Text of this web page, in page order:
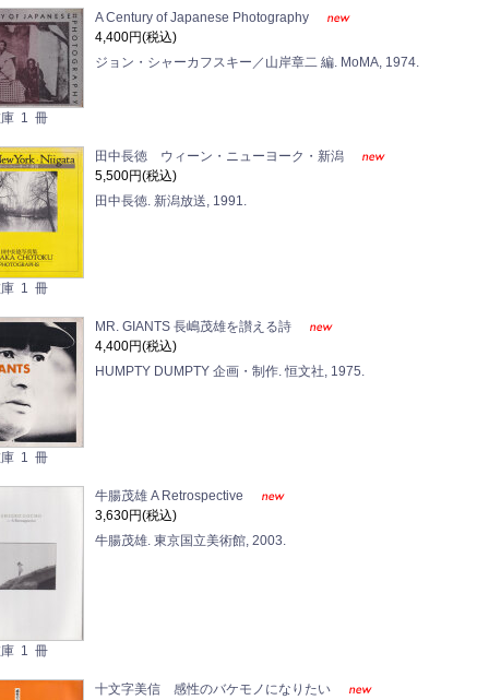
1 冊
A Century of Japanese Photography
4,400円(税込)
ジョン・シャーカフスキー／山岸章二 編. MoMA, 1974.
1 冊
田中長徳 ウィーン・ニューヨーク・新潟
5,500円(税込)
田中長徳. 新潟放送, 1991.
1 冊
MR. GIANTS 長嶋茂雄を讃える詩
4,400円(税込)
HUMPTY DUMPTY 企画・制作. 恒文社, 1975.
1 冊
牛腸茂雄 A Retrospective
3,630円(税込)
牛腸茂雄. 東京国立美術館, 2003.
十文字美信 感性のバケモノになりたい